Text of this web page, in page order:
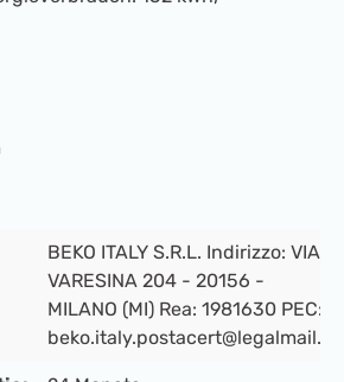
BEKO ITALY S.R.L. Indirizzo: VIA
VARESINA 204 - 20156 -
MILANO (MI) Rea: 1981630 PEC:
beko.italy.postacert@legalmail.it